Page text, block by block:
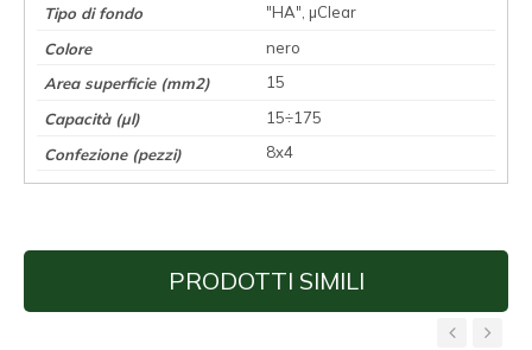
"HA", µClear
nero
15
15÷175
8x4
PRODOTTI SIMILI